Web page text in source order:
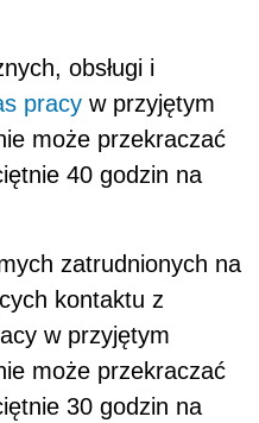
obsługi i
pracy w przyjętym
może przekraczać
40 godzin na
zatrudnionych na
kontaktu z
w przyjętym
może przekraczać
30 godzin na